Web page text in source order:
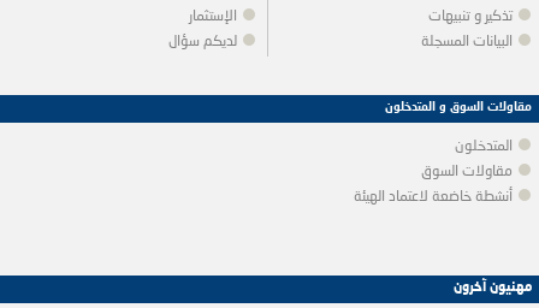
الإستثمار
لديكم سؤال
تذكير و تنبيهات
البيانات المسجلة
مقاولات السوق و المتدخلون
المتدخلون
مقاولات السوق
أنشطة خاضعة لاعتماد الهيئة
مهنيون آخرون